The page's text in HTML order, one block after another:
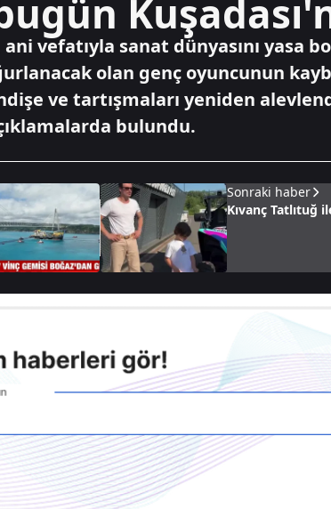
vefatıyla sanat dünyasını yasa
olan genç oyuncunun
ve tartışmaları yeniden
bulundu.
Sonraki haber
Kıvanç Tatlıtuğ